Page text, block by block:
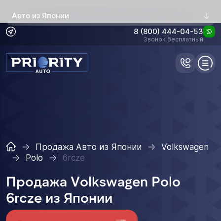
Авто из Японии
8 (800) 444-04-53
Звонок бесплатный
Продажа Авто из Японии
Volkswagen
Polo
6rcze
Продажа Volkswagen Polo
6rcze из Японии